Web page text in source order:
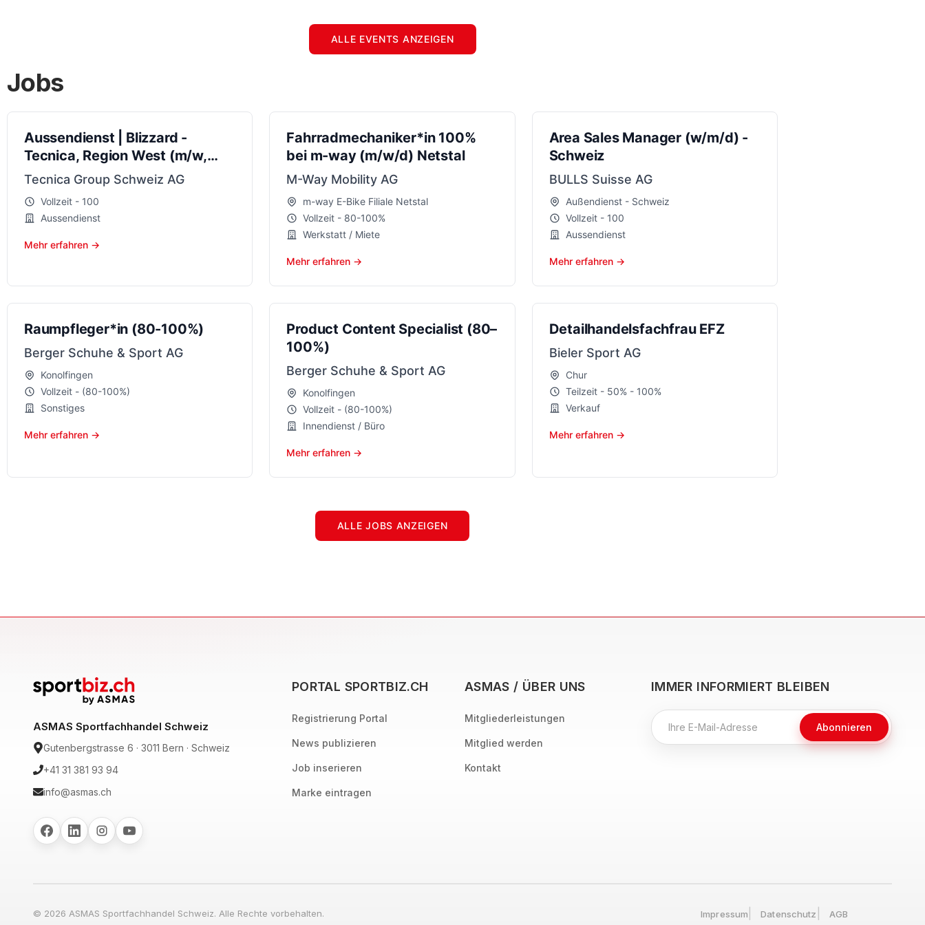
ALLE EVENTS ANZEIGEN
Jobs
Aussendienst | Blizzard -
Tecnica, Region West (m/w,
100%)
Tecnica Group Schweiz AG
Vollzeit - 100
Aussendienst
Mehr erfahren →
Fahrradmechaniker*in 100%
bei m-way (m/w/d) Netstal
M-Way Mobility AG
m-way E-Bike Filiale Netstal
Vollzeit - 80-100%
Werkstatt / Miete
Mehr erfahren →
Area Sales Manager (w/m/d) -
Schweiz
BULLS Suisse AG
Außendienst - Schweiz
Vollzeit - 100
Aussendienst
Mehr erfahren →
Raumpfleger*in (80-100%)
Berger Schuhe & Sport AG
Konolfingen
Vollzeit - (80-100%)
Sonstiges
Mehr erfahren →
Product Content Specialist (80–
100%)
Berger Schuhe & Sport AG
Konolfingen
Vollzeit - (80-100%)
Innendienst / Büro
Mehr erfahren →
Detailhandelsfachfrau EFZ
Bieler Sport AG
Chur
Teilzeit - 50% - 100%
Verkauf
Mehr erfahren →
ALLE JOBS ANZEIGEN
ASMAS Sportfachhandel Schweiz
Gutenbergstrasse 6 · 3011 Bern · Schweiz
+41 31 381 93 94
info@asmas.ch
PORTAL SPORTBIZ.CH
Registrierung Portal
News publizieren
Job inserieren
Marke eintragen
ASMAS / ÜBER UNS
Mitgliederleistungen
Mitglied werden
Kontakt
IMMER INFORMIERT BLEIBEN
Abonnieren
© 2026 ASMAS Sportfachhandel Schweiz. Alle Rechte vorbehalten. Impressum Datenschutz AGB